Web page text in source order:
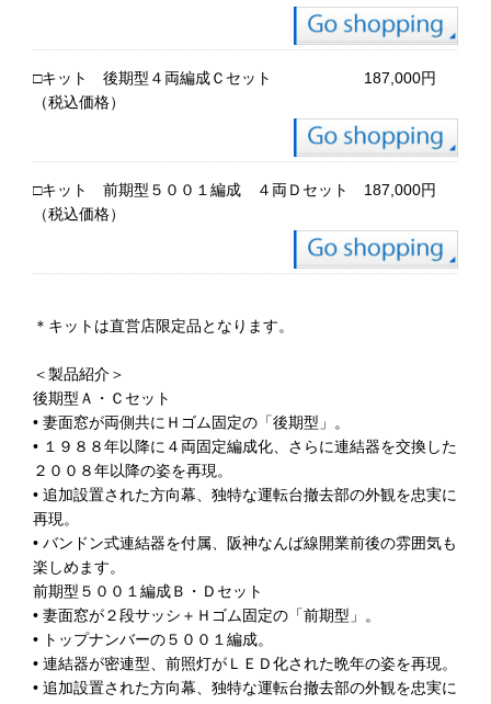
□キット 後期型４両編成Ｃセット 187,000円
（税込価格）
□キット 前期型５００１編成 ４両Ｄセット 187,000円
（税込価格）
＊キットは直営店限定品となります。
＜製品紹介＞
後期型Ａ・Ｃセット
• 妻面窓が両側共にＨゴム固定の「後期型」。
• １９８８年以降に４両固定編成化、さらに連結器を交換した
２００８年以降の姿を再現。
• 追加設置された方向幕、独特な運転台撤去部の外観を忠実に
再現。
• バンドン式連結器を付属、阪神なんば線開業前後の雰囲気も
楽しめます。
前期型５００１編成Ｂ・Ｄセット
• 妻面窓が２段サッシ＋Ｈゴム固定の「前期型」。
• トップナンバーの５００１編成。
• 連結器が密連型、前照灯がＬＥＤ化された晩年の姿を再現。
• 追加設置された方向幕、独特な運転台撤去部の外観を忠実に